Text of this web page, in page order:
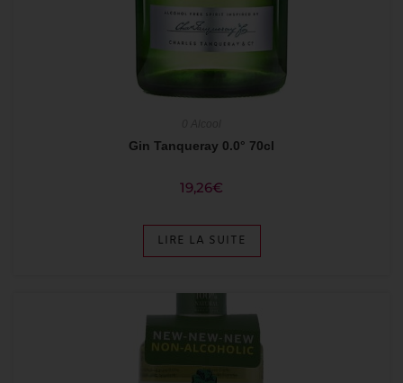
Gin Tanqueray 0.0° 70cl
19,26€
LIRE LA SUITE